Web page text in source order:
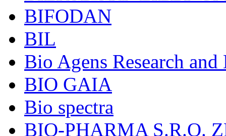
BIFODAN
BIL
Bio Agens Research
BIO GAIA
Bio spectra
BIO-PHARMA S.R.O.